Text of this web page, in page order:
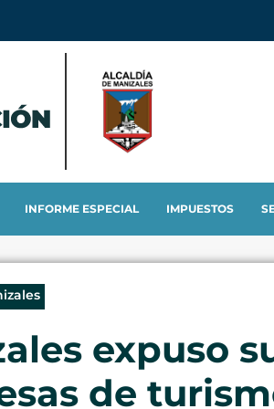
INFORME ESPECIAL IMPUESTOS
expuso
de